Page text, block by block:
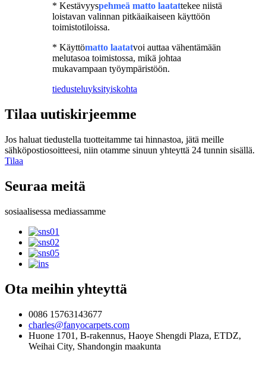
* Kestävyyspehmeä matto laatattekee niistä
loistavan valinnan pitkäaikaiseen käyttöön
toimistotiloissa.
* Käyttömatto laatatvoi auttaa vähentämään
melutasoa toimistossa, mikä johtaa
mukavampaan työympäristöön.
tiedusteluyksityiskohta
Tilaa uutiskirjeemme
Jos haluat tiedustella tuotteitamme tai hinnastoa, jätä meille
sähköpostiosoitteesi, niin otamme sinuun yhteyttä 24 tunnin sisällä.
Tilaa
Seuraa meitä
sosiaalisessa mediassamme
Ota meihin yhteyttä
0086 15763143677
charles@fanyocarpets.com
Huone 1701, B-rakennus, Haoye Shengdi Plaza, ETDZ,
Weihai City, Shandongin maakunta